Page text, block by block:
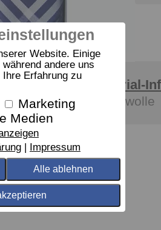
Website. Einige
andere uns
Erfahrung zu
Marketing
Medien
Impressum
Alle ablehnen
Material-
Baumwolle